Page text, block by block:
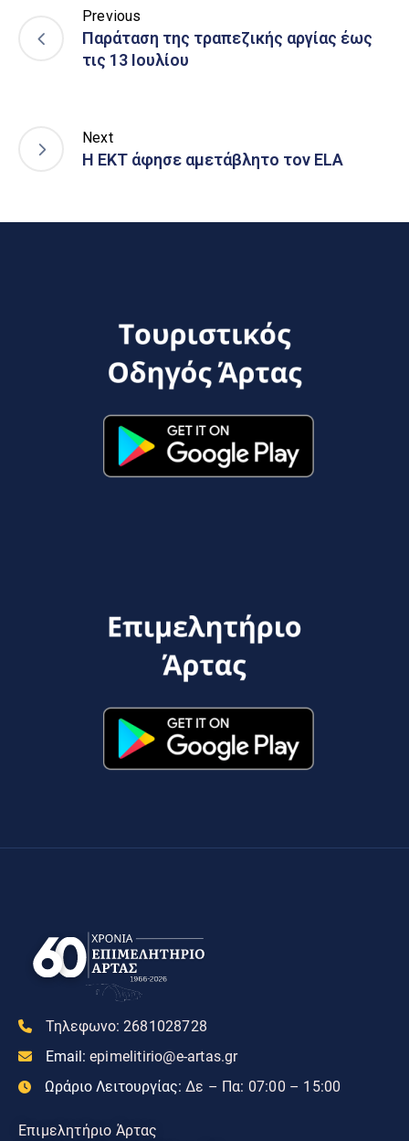
Previous
Παράταση της τραπεζικής αργίας έως
τις 13 Ιουλίου
Next
Η ΕΚΤ άφησε αμετάβλητο τον ELA
Τηλεφωνο: 2681028728
Email: epimelitirio@e-artas.gr
Ωράριο Λειτουργίας: Δε – Πα: 07:00 – 15:00
Επιμελητήριο Άρτας